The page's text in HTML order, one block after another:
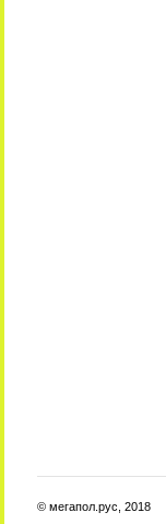
© мегапол.рус, 2018